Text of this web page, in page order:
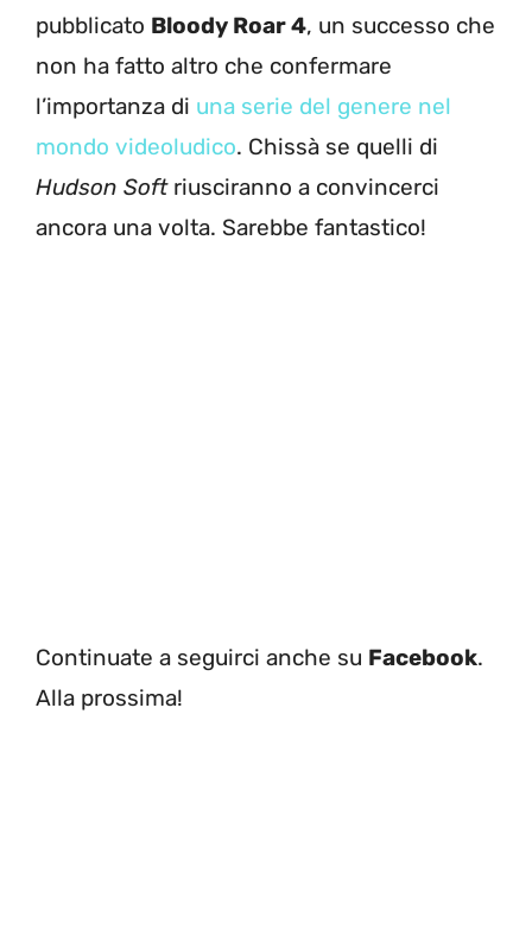
pubblicato Bloody Roar 4, un successo che
non ha fatto altro che confermare
l’importanza di una serie del genere nel
mondo videoludico. Chissà se quelli di
Hudson Softriusciranno a convincerci
ancora una volta. Sarebbe fantastico!
Continuate a seguirci anche su Facebook.
Alla prossima!